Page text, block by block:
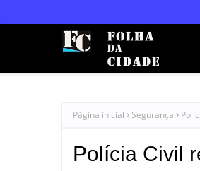
Página inicial Segurança
Polícia Civil